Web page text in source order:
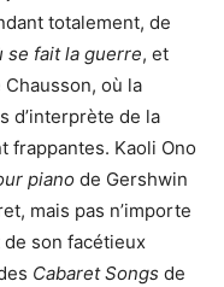
totalement, de
se fait la guerre, et
Chausson, où la
d’interprète de la
frappantes. Kaoli Ono
piano de Gershwin
mais pas n’importe
son facétieux
Cabaret Songs de